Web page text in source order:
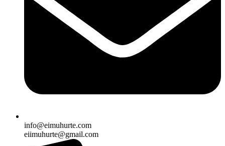
info@eimuhurte.com
eiimuhurte@gmail.com